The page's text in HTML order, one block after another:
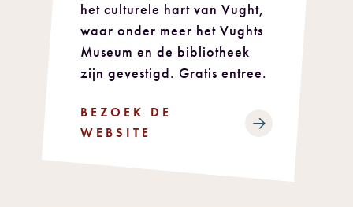
het culturele hart van Vught,
waar onder meer het Vughts
Museum en de bibliotheek
zijn gevestigd. Gratis entree.
BEZOEK DE
WEBSITE